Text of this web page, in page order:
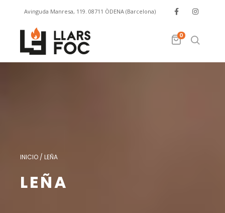
Avinguda Manresa, 119. 08711 ÒDENA (Barcelona)
info@llarsfoc.com 0
INICIO / LEÑA
LEÑA